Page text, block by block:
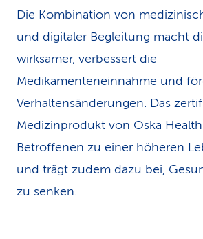
Die Kombination von
und digitaler Begleitung macht
wirksamer, verbessert die
Medikamenteneinnahme und
Verhaltensänderungen. Das
Medizinprodukt von Oska
Betroffenen zu einer höheren
und trägt zudem dazu bei,
zu senken.